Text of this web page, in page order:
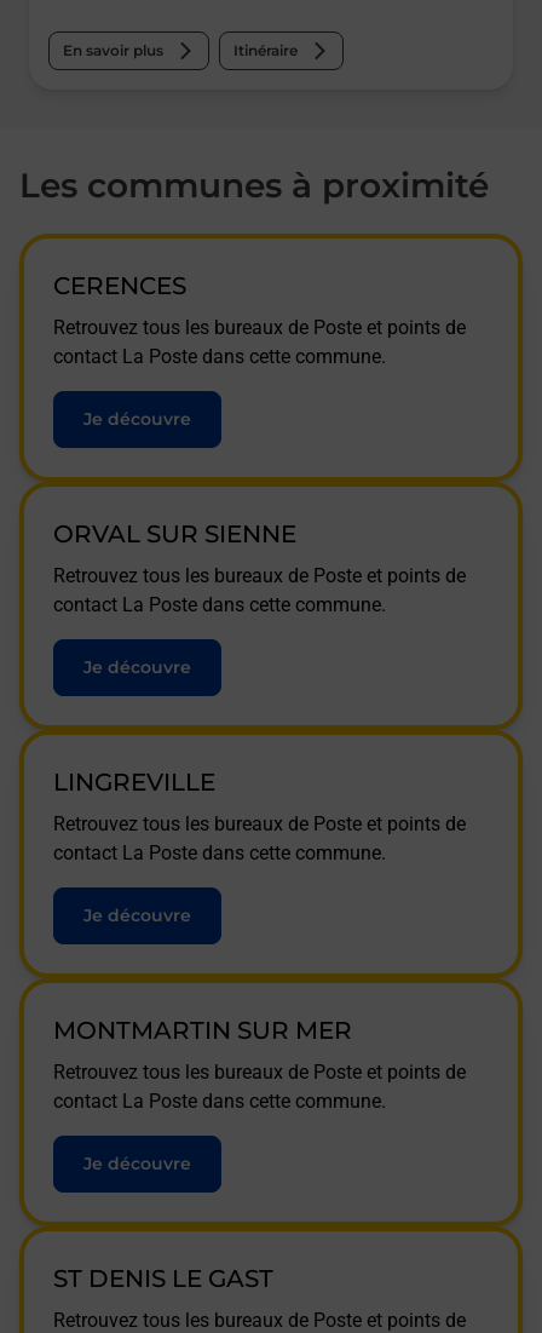
En savoir plus Itinéraire
Les communes à proximité
CERENCES
Retrouvez tous les bureaux de Poste et points de
contact La Poste dans cette commune.
Je découvre
ORVAL SUR SIENNE
Retrouvez tous les bureaux de Poste et points de
contact La Poste dans cette commune.
Je découvre
LINGREVILLE
Retrouvez tous les bureaux de Poste et points de
contact La Poste dans cette commune.
Je découvre
MONTMARTIN SUR MER
Retrouvez tous les bureaux de Poste et points de
contact La Poste dans cette commune.
Je découvre
ST DENIS LE GAST
Retrouvez tous les bureaux de Poste et points de